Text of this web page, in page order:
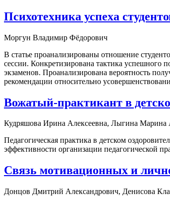
Психотехника успеха
Моргун Владимир Фёдорович
В статье проанализированы отношение
сессии. Конкретизирована тактика успешного
экзаменов. Проанализирована вероятность
рекомендации относительно
Вожатый-практикант в
Кудряшова Ирина Алексеевна, Лыгина Марина
Педагогическая практика в детском
эффективности организации педагогической
Связь мотивационных и
Донцов Дмитрий Александрович, Денисова